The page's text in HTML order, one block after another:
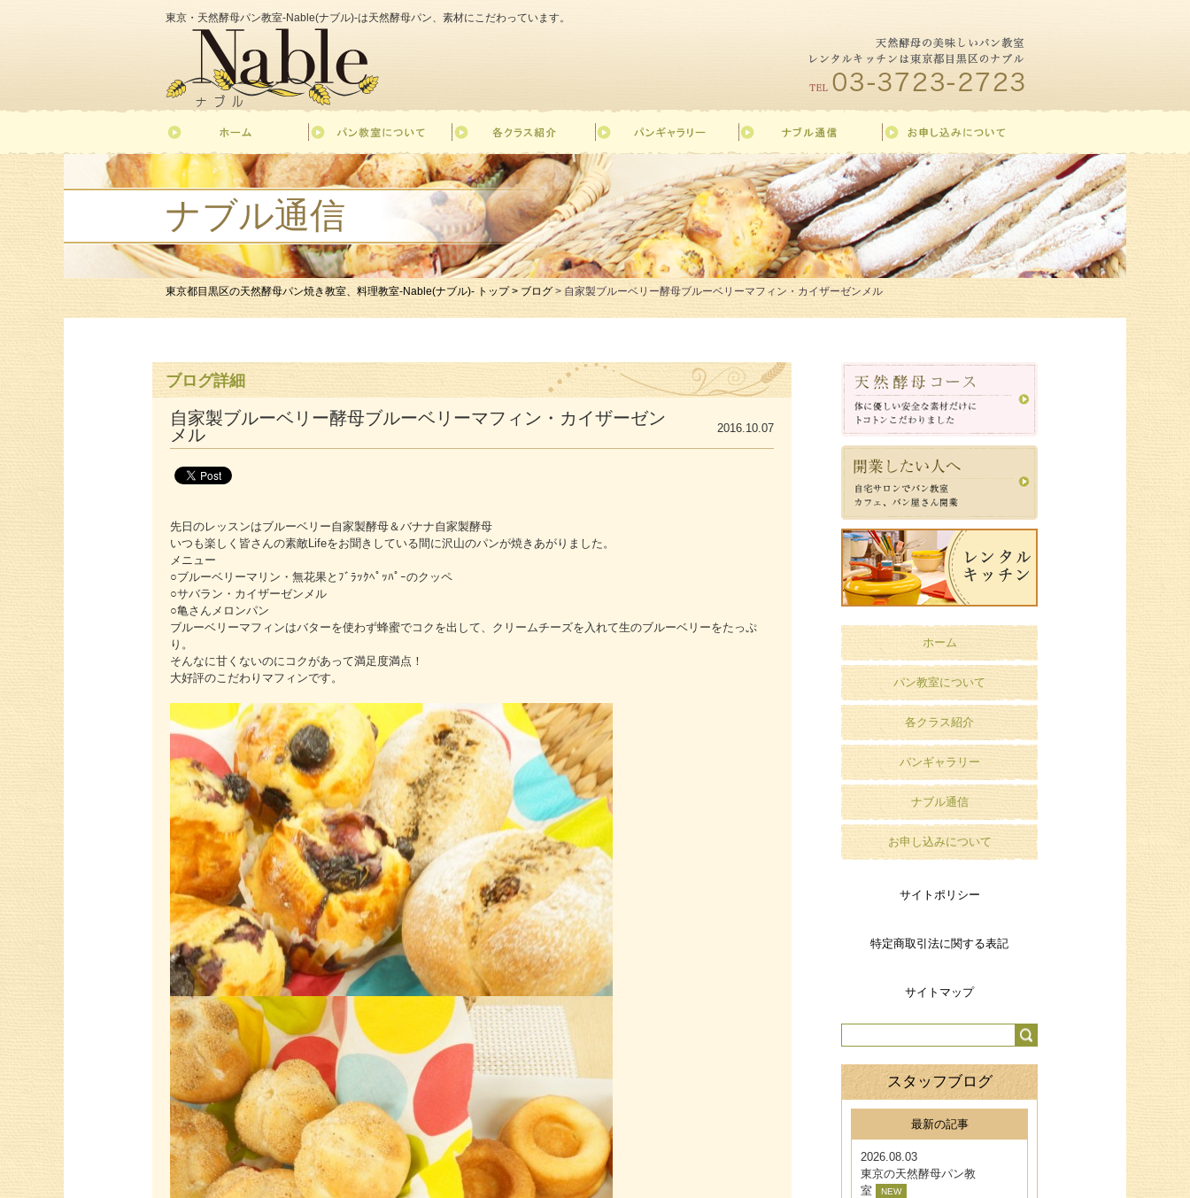
東京・天然酵母パン教室-Nable(ナブル)-は天然酵母パン、素材にこだわっています。
ナブル通信
東京都目黒区の天然酵母パン焼き教室、料理教室-Nable(ナブル)- トップ > ブログ> 自家製ブルーベリー酵母ブルーベリーマフィン・カイザーゼンメル
ブログ詳細
2016.10.07
自家製ブルーベリー酵母ブルーベリーマフィン・カイザーゼン
メル
先日のレッスンはブルーベリー自家製酵母＆バナナ自家製酵母
いつも楽しく皆さんの素敵Lifeをお聞きしている間に沢山のパンが焼きあがりました。
メニュー
○ブルーベリーマリン・無花果とﾌﾞﾗｯｸﾍﾟｯﾊﾟｰのクッペ
○サバラン・カイザーゼンメル
○亀さんメロンパン
ブルーベリーマフィンはバターを使わず蜂蜜でコクを出して、クリームチーズを入れて生のブルーベリーをたっぷ
り。
そんなに甘くないのにコクがあって満足度満点！
大好評のこだわりマフィンです。
ホーム
パン教室について
各クラス紹介
パンギャラリー
ナブル通信
お申し込みについて
サイトポリシー
特定商取引法に関する表記
サイトマップ
スタッフブログ
最新の記事
2026.08.03
東京の天然酵母パン教
室
NEW